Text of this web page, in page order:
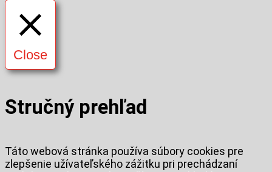
Close
Stručný prehľad
Táto webová stránka používa súbory cookies pre
zlepšenie užívateľského zážitku pri prechádzaní